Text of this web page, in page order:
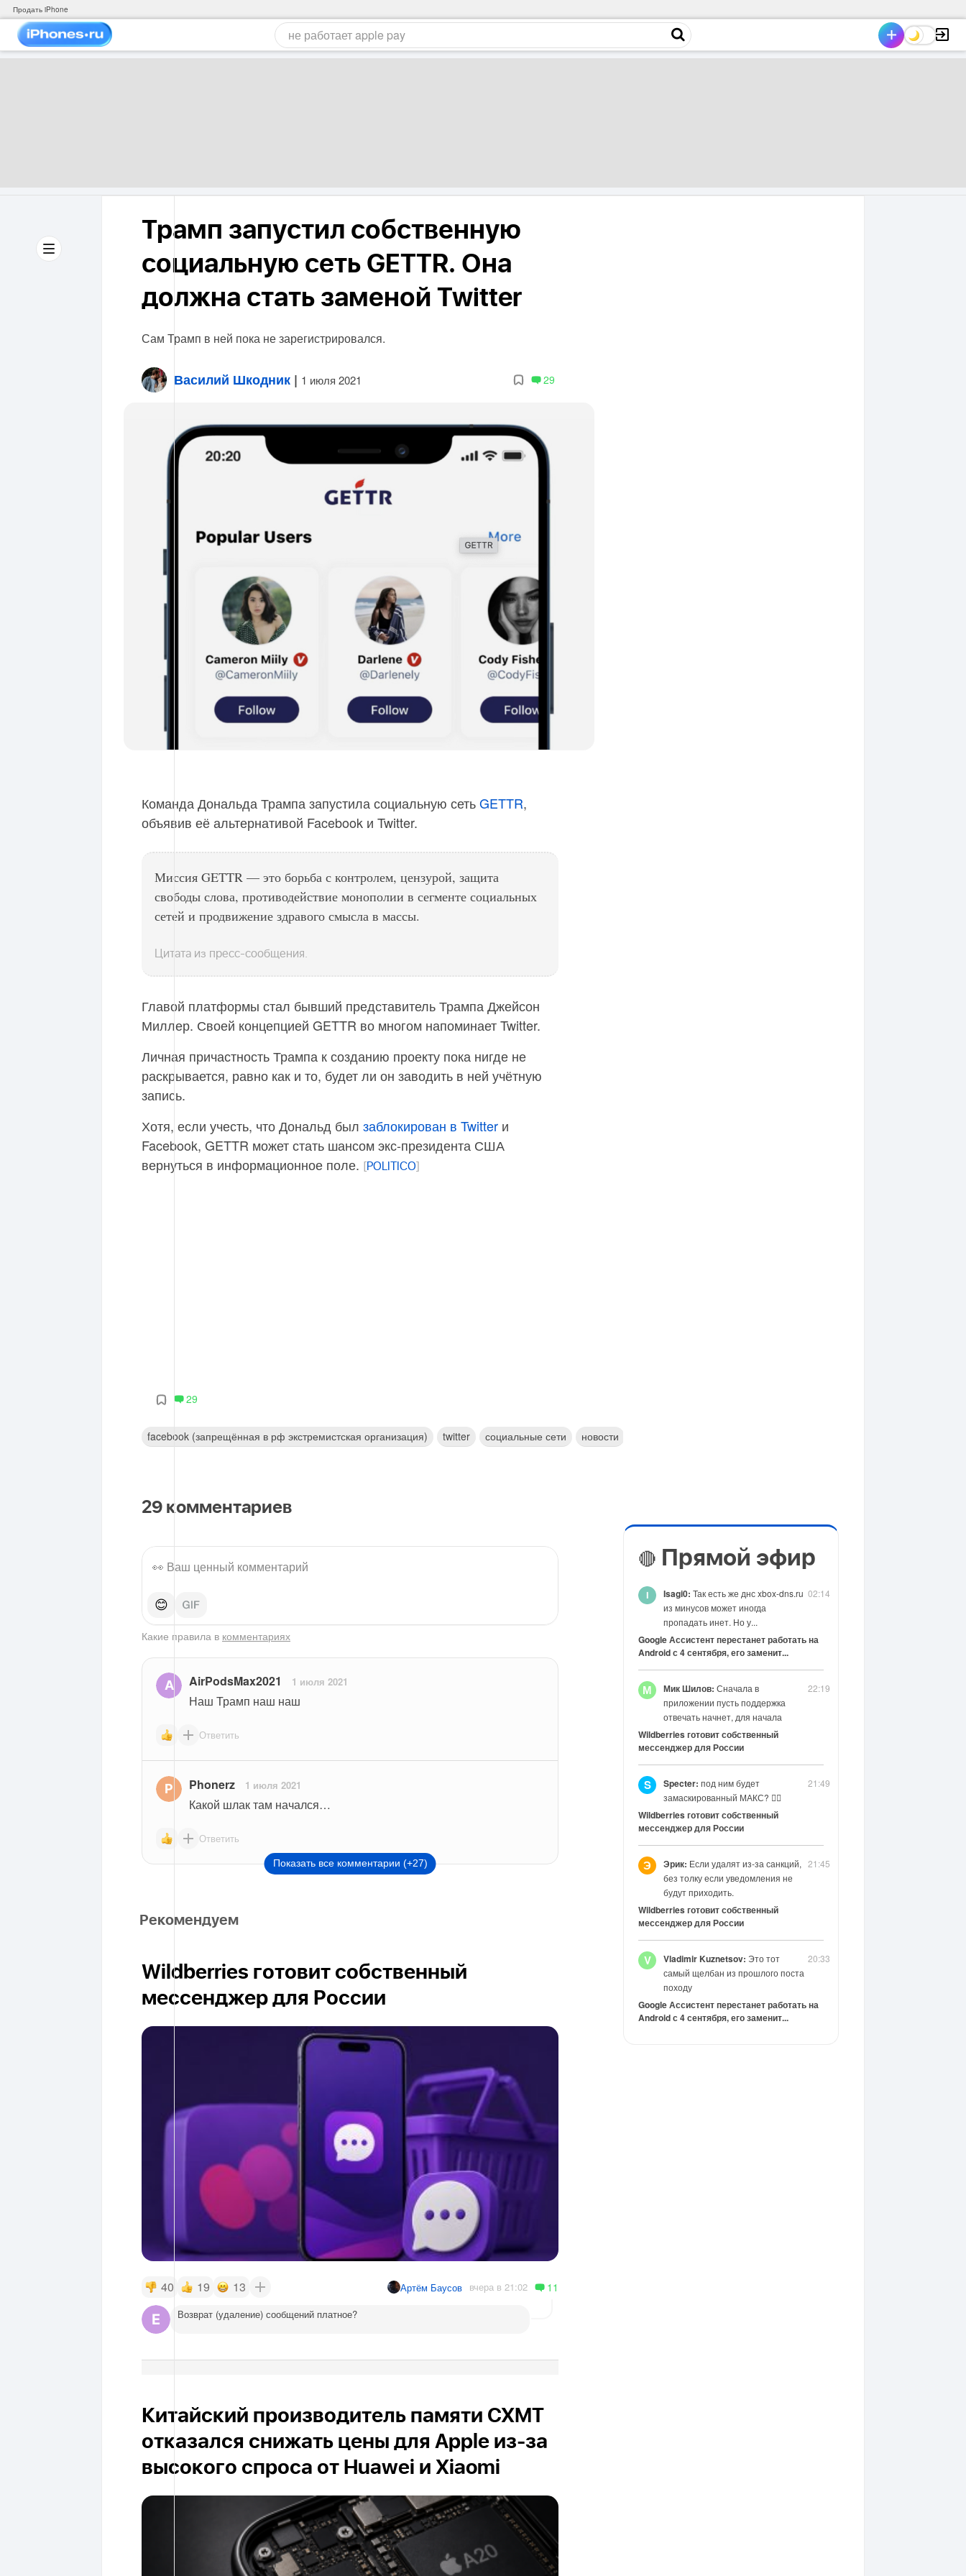
Продать iPhone
Трамп запустил собственную
социальную сеть GETTR. Она
должна стать заменой Twitter
Сам Трамп в ней пока не зарегистрировался.
Василий Шкодник | 1 июля 2021 29
Команда Дональда Трампа запустила социальную сетьGETTR,
объявив её альтернативой Facebook и Twitter.
Миссия GETTR — это борьба с контролем, цензурой, защита
свободы слова, противодействие монополии в сегменте социальных
сетей и продвижение здравого смысла в массы.
Цитата из пресс-сообщения.
Главой платформы стал бывший представитель Трампа Джейсон
Миллер. Своей концепцией GETTR во многом напоминает Twitter.
Личная причастность Трампа к созданию проекту пока нигде не
раскрывается, равно как и то, будет ли он заводить в ней учётную
запись.
Хотя, если учесть, что Дональд был заблокирован в Twitter и
Facebook, GETTR может стать шансом экс-президента США
вернуться в информационное поле.
POLITICO
29
facebook (запрещённая в рф экстремистская организация) twitter социальные сети новости
29 комментариев
😊
Какие правила в комментариях
AirPodsMax2021 1 июля 2021
Наш Трамп наш наш
Ответить
Phonerz 1 июля 2021
Какой шлак там начался…
Ответить
Показать все комментарии (+27)
Рекомендуем
Wildberries готовит собственный
мессенджер для России
40 19 13 Артём Баусов вчера в 21:02 11
Возврат (удаление) сообщений платное?
Китайский производитель памяти CXMT
отказался снижать цены для Apple из-за
высокого спроса от Huawei и Xiaomi
🔴 Прямой эфир
02:14
Isagi0: Так есть же днс xbox-dns.ru
из минусов может иногда
пропадать инет. Но у...
Google Ассистент перестанет работать на
Android с 4 сентября, его заменит...
22:19
М Мик Шилов: Сначала в
приложении пусть поддержка
отвечать начнет, для начала
Wildberries готовит собственный
мессенджер для России
21:49
S Specter: под ним будет
замаскированный МАКС? 😶‍🌫️
Wildberries готовит собственный
мессенджер для России
21:45
Э Эрик: Если удалят из-за санкций,
без толку если уведомления не
будут приходить.
Wildberries готовит собственный
мессенджер для России
20:33
V Vladimir Kuznetsov: Это тот
самый щелбан из прошлого поста
походу
Google Ассистент перестанет работать на
Android с 4 сентября, его заменит...